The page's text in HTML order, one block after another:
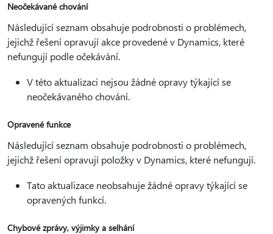
Neočekávané chování
Následující seznam obsahuje podrobnosti o problémech,
jejichž řešení opravují akce provedené v Dynamics, které
nefungují podle očekávání.
V této aktualizaci nejsou žádné opravy týkající se
neočekávaného chování.
Opravené funkce
Následující seznam obsahuje podrobnosti o problémech,
jejichž řešení opravují položky v Dynamics, které nefungují.
Tato aktualizace neobsahuje žádné opravy týkající se
opravených funkcí.
Chybové zprávy, výjimky a selhání